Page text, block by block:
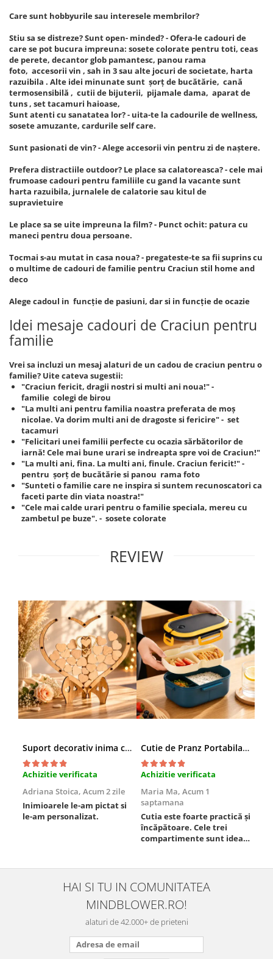
Care sunt hobbyurile sau interesele membrilor?
Stiu sa se distreze? Sunt open- minded? - Ofera-le cadouri de
care se pot bucura impreuna: sosete colorate pentru toti, ceas
de perete, decantor glob pamantesc, panou rama
foto, accesorii vin , sah in 3 sau alte jocuri de societate, harta
razuibila . Alte idei minunate sunt șorț de bucătărie, cană
termosensibilă , cutii de bijuterii, pijamale dama, aparat de
tuns , set tacamuri haioase,
Sunt atenti cu sanatatea lor? - uita-te la cadourile de wellness,
sosete amuzante, cardurile self care.
Sunt pasionati de vin? - Alege accesorii vin pentru zi de naștere.
Prefera distractiile outdoor? Le place sa calatoreasca? - cele mai
frumoase cadouri pentru familiile cu gand la vacante sunt
harta razuibila, jurnalele de calatorie sau kitul de
supravietuire
Le place sa se uite impreuna la film? - Punct ochit: patura cu
maneci pentru doua persoane.
Tocmai s-au mutat in casa noua? - pregateste-te sa fii suprins cu
o multime de cadouri de familie pentru Craciun stil home and
deco
Alege cadoul in funcție de pasiuni, dar si in funcție de ocazie
Idei mesaje cadouri de Craciun pentru
familie
Vrei sa incluzi un mesaj alaturi de un cadou de craciun pentru o
familie? Uite cateva sugestii:
"Craciun fericit, dragii nostri si multi ani noua!" -
familie colegi de birou
"La multi ani pentru familia noastra preferata de moș
nicolae. Va dorim multi ani de dragoste si fericire" - set
tacamuri
"Felicitari unei familii perfecte cu ocazia sărbătorilor de
iarnă! Cele mai bune urari se indreapta spre voi de Craciun!"
"La multi ani, fina. La multi ani, finule. Craciun fericit!" -
pentru șorț de bucătărie si panou rama foto
"Sunteti o familie care ne inspira si suntem recunoscatori ca
faceti parte din viata noastra!"
"Cele mai calde urari pentru o familie speciala, mereu cu
zambetul pe buze". - sosete colorate
REVIEW
Suport decorativ inima cu mesaje, Cadou cu suflet
Achizitie verificata
Adriana Stoica, Acum 2 zile
Inimioarele le-am pictat si
le-am personalizat.
Cutie de Pranz Portabila cu Compartimente
Achizitie verificata
Maria Ma, Acum 1
saptamana
Cutia este foarte practică și
încăpătoare. Cele trei
compartimente sunt ideale
este sigură, fără scurgeri. O
folosesc aproape zilnic la
serviciu și sunt foarte
mulțumită.
HAI SI TU IN COMUNITATEA
MINDBLOWER.RO!
alaturi de 42.000+ de prieteni